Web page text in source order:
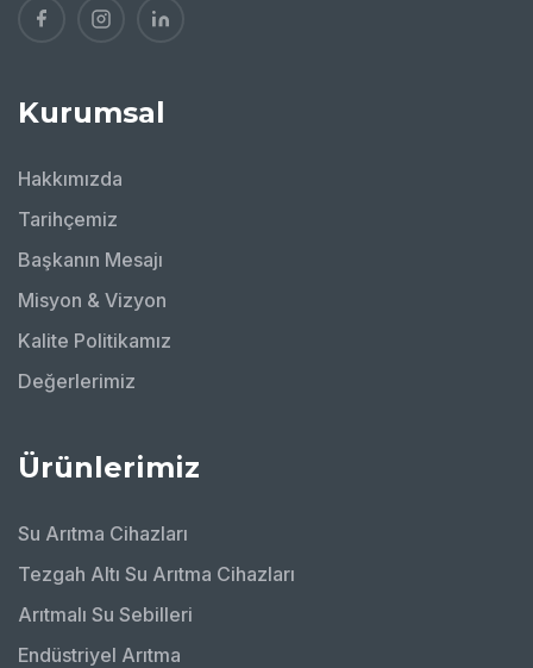
Kurumsal
Hakkımızda
Tarihçemiz
Başkanın Mesajı
Misyon & Vizyon
Kalite Politikamız
Değerlerimiz
Ürünlerimiz
Su Arıtma Cihazları
Tezgah Altı Su Arıtma Cihazları
Arıtmalı Su Sebilleri
Endüstriyel Arıtma